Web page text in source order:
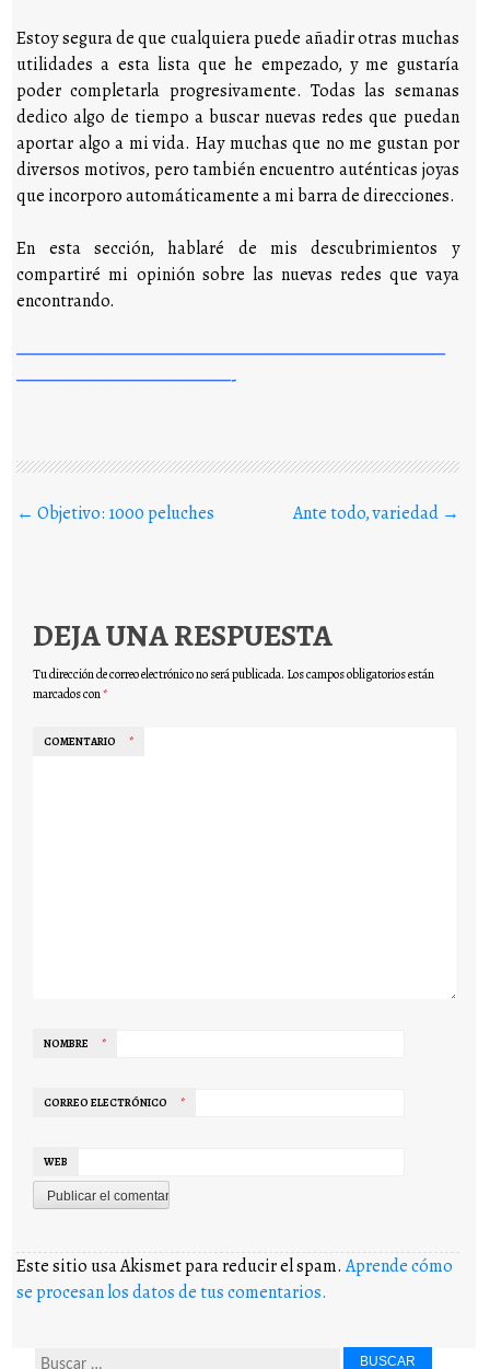
Estoy segura de que cualquiera puede añadir otras muchas
utilidades a esta lista que he empezado, y me gustaría
poder completarla progresivamente. Todas las semanas
dedico algo de tiempo a buscar nuevas redes que puedan
aportar algo a mi vida. Hay muchas que no me gustan por
diversos motivos, pero también encuentro auténticas joyas
que incorporo automáticamente a mi barra de direcciones.
En esta sección, hablaré de mis descubrimientos y
compartiré mi opinión sobre las nuevas redes que vaya
encontrando.
————————————————————————————
——————————————-
Buscar en los posts
← Objetivo: 1000 peluches Ante todo, variedad →
DEJA UNA RESPUESTA
Tu dirección de correo electrónico no será publicada. Los campos obligatorios están
marcados con*
COMENTARIO *
NOMBRE *
CORREO ELECTRÓNICO *
WEB
Este sitio usa Akismet para reducir el spam.Aprende cómo
se procesan los datos de tus comentarios.
Buscar...